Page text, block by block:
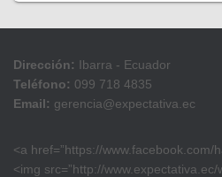
Dirección: Ibarra - Ecuador
Teléfono: 099 718 4835
Email: gerencia@expectativa.ec
<a href=”https://www.facebook.com/
<img src=”http://www.expectativa.ec/